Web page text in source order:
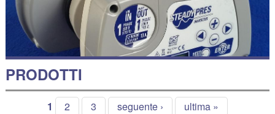
PRODOTTI
1 2 3 seguente › ultima »